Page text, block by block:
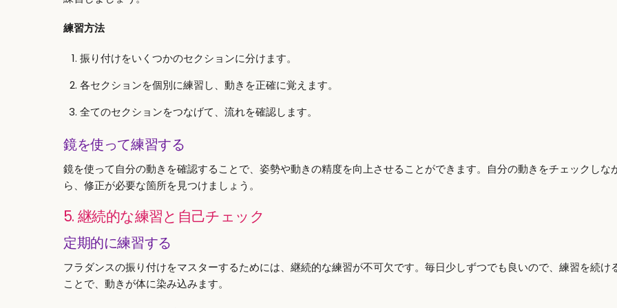
練習方法
振り付けをいくつかのセクションに分けます。
各セクションを個別に練習し、動きを正確に覚えます。
全てのセクションをつなげて、流れを確認します。
鏡を使って練習する
鏡を使って自分の動きを確認することで、姿勢や動きの精度を向上させることができます。自分の動きをチェックしな
ら、修正が必要な箇所を見つけましょう。
5. 継続的な練習と自己チェック
定期的に練習する
フラダンスの振り付けをマスターするためには、継続的な練習が不可欠です。毎日少しずつでも良いので、練習を続け
ことで、動きが体に染み込みます。